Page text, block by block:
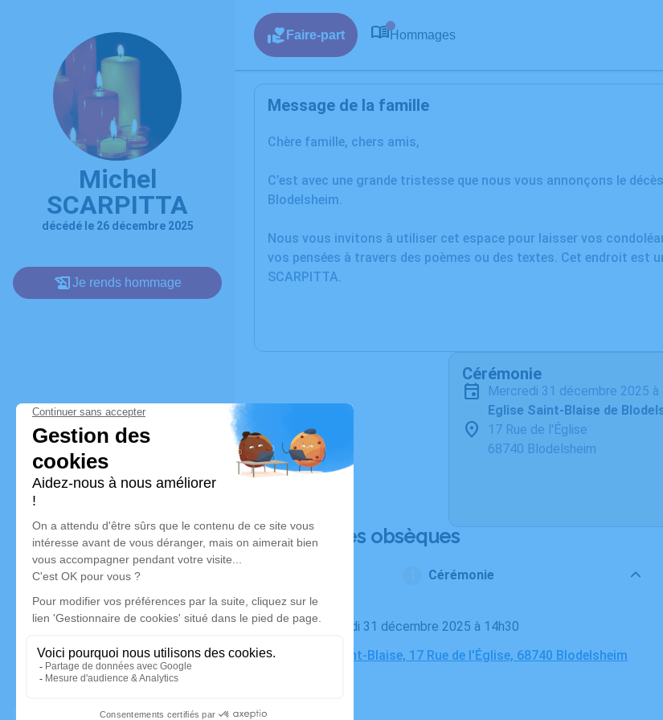
Michel
SCARPITTA
décédé le 26 décembre 2025
Je rends hommage
Faire-part Hommages
Message de la famille
Chère famille, chers amis,
C’est avec une grande tristesse que nous vous annonçons le
Blodelsheim.
Nous vous invitons à utiliser cet espace pour laisser vos
vos pensées à travers des poèmes ou des textes. Cet endroit est
SCARPITTA.
Cérémonie
mercredi 31 décembre 2025
Eglise Saint-Blaise de
17 Rue de l'Église
68740 Blodelsheim
Déroulé des obsèques
Cérémonie
Le mercredi 31 décembre 2025 à 14h30
Eglise Saint-Blaise, 17 Rue de l'Église, 68740 Blodelsheim